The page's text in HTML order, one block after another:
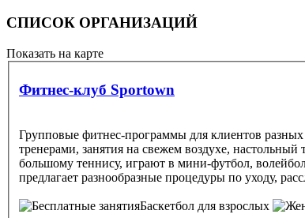
СПИСОК ОРГАНИЗАЦИЙ
Показать на карте
Фитнес-клуб Sportown
Групповые фитнес-программы для клиентов
тренерами, занятия на свежем воздухе,
большому теннису, играют в мини-футбол,
предлагает разнообразные процедуры по уходу,
Баскетбол для взрослых